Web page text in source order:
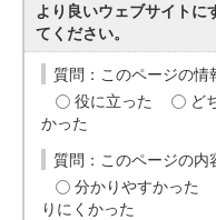
より良いウェブサイトに
てください。
質問：このページの情
役に立った
ど
かった
質問：このページの内
分かりやすかった
りにくかった